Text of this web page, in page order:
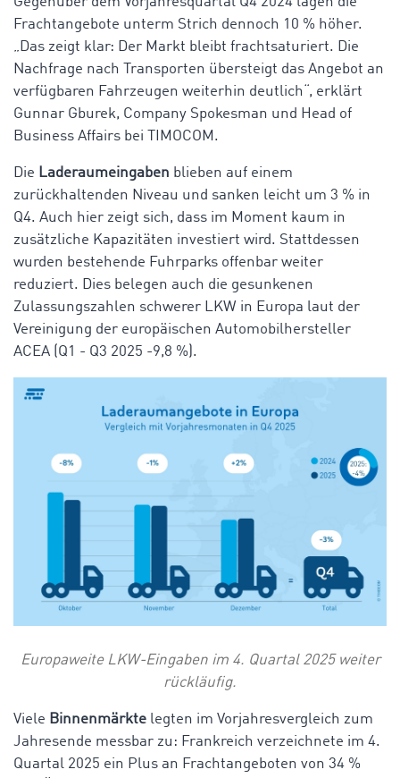
Frachtangebote unterm Strich dennoch 10 % höher.
„Das zeigt klar: Der Markt bleibt frachtsaturiert. Die
Nachfrage nach Transporten übersteigt das Angebot an
verfügbaren Fahrzeugen weiterhin deutlich“, erklärt
Gunnar Gburek, Company Spokesman und Head of
Business Affairs bei TIMOCOM.
Die Laderaumeingaben blieben auf einem
zurückhaltenden Niveau und sanken leicht um 3 % in
Q4. Auch hier zeigt sich, dass im Moment kaum in
zusätzliche Kapazitäten investiert wird. Stattdessen
wurden bestehende Fuhrparks offenbar weiter
reduziert. Dies belegen auch die gesunkenen
Zulassungszahlen schwerer LKW in Europa laut der
Vereinigung der europäischen Automobilhersteller
ACEA (Q1 - Q3 2025 -9,8 %).
Europaweite LKW-Eingaben im 4. Quartal 2025 weiter
rückläufig.
Viele Binnenmärkte legten im Vorjahresvergleich zum
Jahresende messbar zu: Frankreich verzeichnete im 4.
Quartal 2025 ein Plus an Frachtangeboten von 34 %